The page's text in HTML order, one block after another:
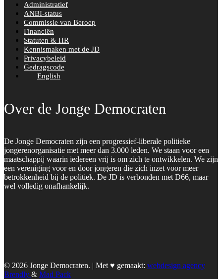
Administratief
ANBI-status
Commissie van Beroep
Financiën
Statuten & HR
Kennismaken met de JD
Privacybeleid
Gedragscode
English
Over de Jonge Democraten
De Jonge Democraten zijn een progressief-liberale politieke
jongerenorganisatie met meer dan 3.000 leden. We staan voor een
maatschappij waarin iedereen vrij is om zich te ontwikkelen. We zijn
een vereniging voor en door jongeren die zich inzet voor meer
betrokkenheid bij de politiek. De JD is verbonden met D66, maar
wel volledig onafhankelijk.
© 2026 Jonge Democraten. | Met ♥︎ gemaakt: webdesign agency
Brendly & Mad Pack